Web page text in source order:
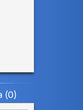
(0)